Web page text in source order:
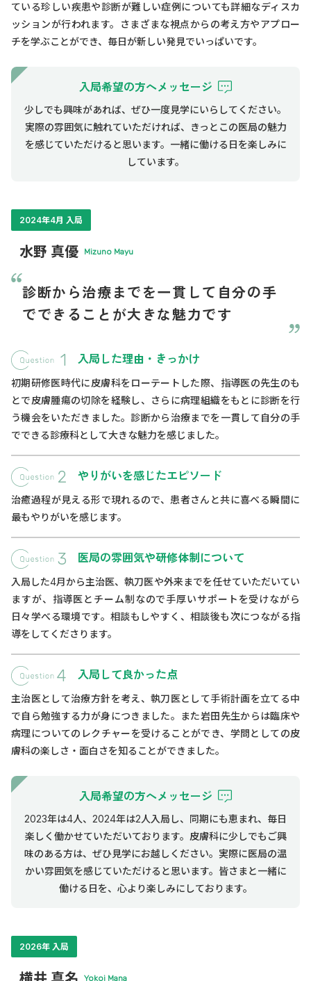
ている珍しい疾患や診断が難しい症例についても詳細なディスカ
ッションが行われます。さまざまな視点からの考え方やアプロー
チを学ぶことができ、毎日が新しい発見でいっぱいです。
入局希望の方へメッセージ
少しでも興味があれば、ぜひ一度見学にいらしてください。
実際の雰囲気に触れていただければ、きっとこの医局の魅力
を感じていただけると思います。一緒に働ける日を楽しみに
しています。
2024年4月 入局
水野 真優 Mizuno Mayu
診断から治療までを一貫して自分の手
でできることが大きな魅力です
入局した理由・きっかけ
初期研修医時代に皮膚科をローテートした際、指導医の先生のも
とで皮膚腫瘍の切除を経験し、さらに病理組織をもとに診断を行
う機会をいただきました。診断から治療までを一貫して自分の手
でできる診療科として大きな魅力を感じました。
やりがいを感じたエピソード
治癒過程が見える形で現れるので、患者さんと共に喜べる瞬間に
最もやりがいを感じます。
医局の雰囲気や研修体制について
入局した4月から主治医、執刀医や外来までを任せていただいてい
ますが、指導医とチーム制なので手厚いサポートを受けながら
日々学べる環境です。相談もしやすく、相談後も次につながる指
導をしてくださります。
入局して良かった点
主治医として治療方針を考え、執刀医として手術計画を立てる中
で自ら勉強する力が身につきました。また岩田先生からは臨床や
病理についてのレクチャーを受けることができ、学問としての皮
膚科の楽しさ・面白さを知ることができました。
入局希望の方へメッセージ
2023年は4人、2024年は2人入局し、同期にも恵まれ、毎日
楽しく働かせていただいております。皮膚科に少しでもご興
味のある方は、ぜひ見学にお越しください。実際に医局の温
かい雰囲気を感じていただけると思います。皆さまと一緒に
働ける日を、心より楽しみにしております。
2026年 入局
Yokoi Mana